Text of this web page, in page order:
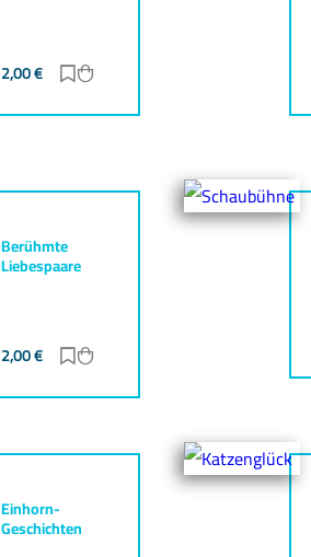
2,00€ Zur Merkliste hinzufügen
Berühmte
Liebespaare
2,00€ Zur Merkliste hinzufügen
Einhorn-
Geschichten